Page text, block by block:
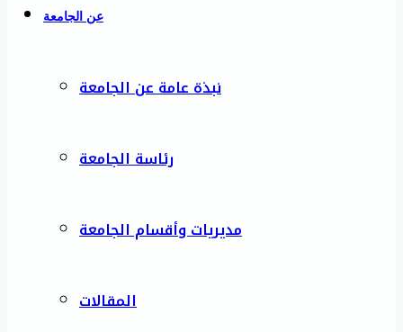
عن الجامعة
نبذة عامة عن الجامعة
رئاسة الجامعة
مديريات وأقسام الجامعة
المقالات